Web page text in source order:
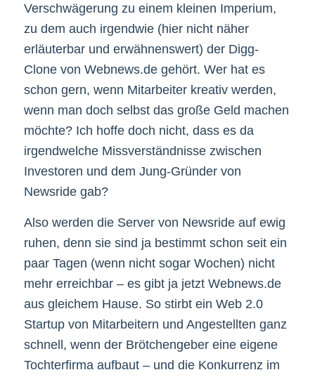
Verschwägerung zu einem kleinen Imperium,
zu dem auch irgendwie (hier nicht näher
erläuterbar und erwähnenswert) der Digg-
Clone von Webnews.de gehört. Wer hat es
schon gern, wenn Mitarbeiter kreativ werden,
wenn man doch selbst das große Geld machen
möchte? Ich hoffe doch nicht, dass es da
irgendwelche Missverständnisse zwischen
Investoren und dem Jung-Gründer von
Newsride gab?
Also werden die Server von Newsride auf ewig
ruhen, denn sie sind ja bestimmt schon seit ein
paar Tagen (wenn nicht sogar Wochen) nicht
mehr erreichbar – es gibt ja jetzt Webnews.de
aus gleichem Hause. So stirbt ein Web 2.0
Startup von Mitarbeitern und Angestellten ganz
schnell, wenn der Brötchengeber eine eigene
Tochterfirma aufbaut – und die Konkurrenz im